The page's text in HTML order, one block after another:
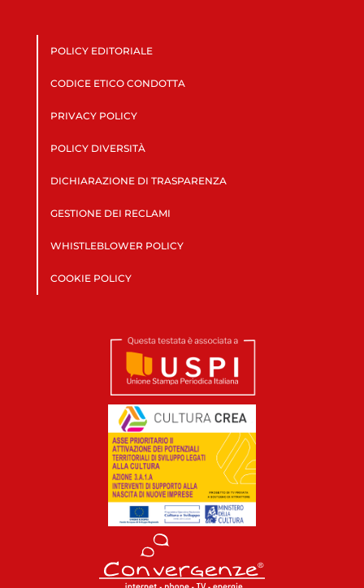
POLICY EDITORIALE
CODICE ETICO CONDOTTA
PRIVACY POLICY
POLICY DIVERSITÀ
DICHIARAZIONE DI TRASPARENZA
GESTIONE DEI RECLAMI
WHISTLEBLOWER POLICY
COOKIE POLICY